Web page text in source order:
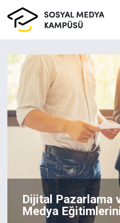
Dijital Pazarlama
Medya